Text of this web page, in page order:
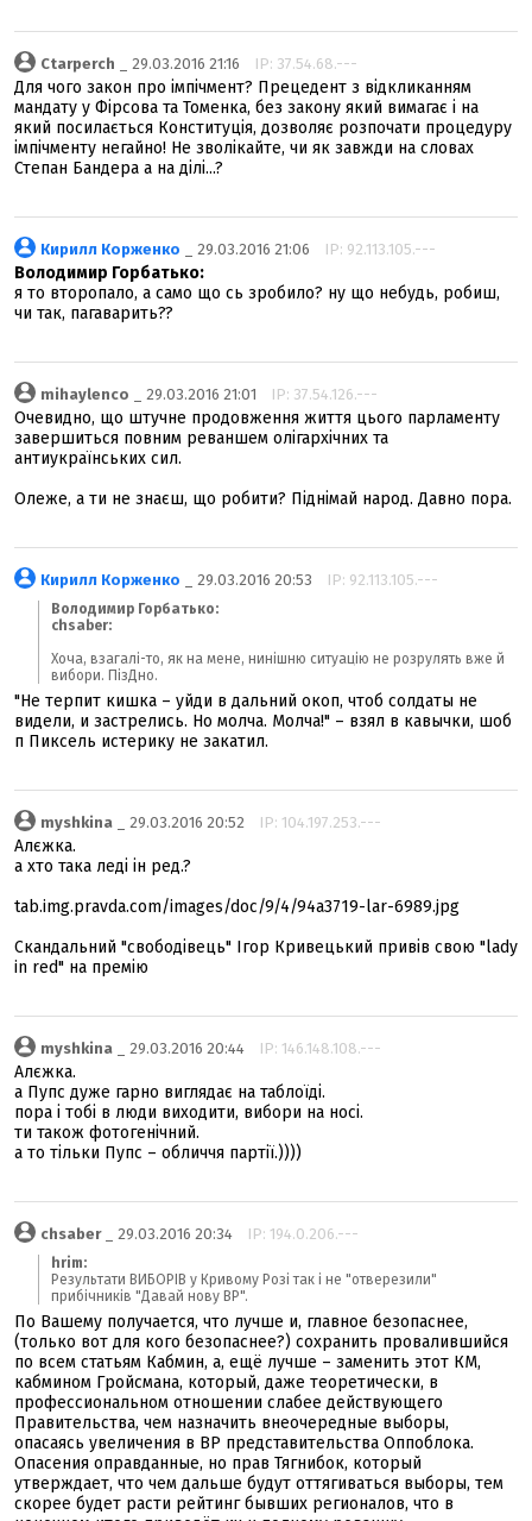
Ctarperch _ 29.03.2016 21:16 IP: 37.54.68.---
Для чого закон про імпічмент? Прецедент з відкликанням
мандату у Фірсова та Томенка, без закону який вимагає і на
який посилається Конституція, дозволяє розпочати процедуру
імпічменту негайно! Не зволікайте, чи як завжди на словах
Степан Бандера а на ділі...?
Кирилл Корженко _ 29.03.2016 21:06 IP: 92.113.105.---
Володимир Горбатько:
я то второпало, а само що сь зробило? ну що небудь, робиш,
чи так, пагаварить??
mihaylenco _ 29.03.2016 21:01 IP: 37.54.126.---
Очевидно, що штучне продовження життя цього парламенту
завершиться повним реваншем олігархічних та
антиукраїнських сил.
Олеже, а ти не знаєш, що робити? Піднімай народ. Давно пора.
Кирилл Корженко _ 29.03.2016 20:53 IP: 92.113.105.---
Володимир Горбатько:
chsaber:
Хоча, взагалі-то, як на мене, нинішню ситуацію не розрулять вже й
вибори. ПізДно.
"Не терпит кишка – уйди в дальний окоп, чтоб солдаты не
видели, и застрелись. Но молча. Молча!" – взял в кавычки, шоб
п Пиксель истерику не закатил.
myshkina _ 29.03.2016 20:52 IP: 104.197.253.---
Алєжка.
а хто така леді ін ред.?
tab.img.pravda.com/images/doc/9/4/94a3719-lar-6989.jpg
Скандальний "свободівець" Ігор Кривецький привів свою "lady
in red" на премію
myshkina _ 29.03.2016 20:44 IP: 146.148.108.---
Алєжка.
а Пупс дуже гарно виглядає на таблоїді.
пора і тобі в люди виходити, вибори на носі.
ти також фотогенічний.
а то тільки Пупс – обличчя партії.))))
chsaber_ 29.03.2016 20:34 IP: 194.0.206.---
hrim:
Результати ВИБОРІВ у Кривому Розі так і не "отверезили"
прибічників "Давай нову ВР".
По Вашему получается, что лучше и, главное безопаснее,
(только вот для кого безопаснее?) сохранить провалившийся
по всем статьям Кабмин, а, ещё лучше – заменить этот КМ,
кабмином Гройсмана, который, даже теоретически, в
профессиональном отношении слабее действующего
Правительства, чем назначить внеочередные выборы,
опасаясь увеличения в ВР представительства Оппоблока.
Опасения оправданные, но прав Тягнибок, который
утверждает, что чем дальше будут оттягиваться выборы, тем
скорее будет расти рейтинг бывших регионалов, что в